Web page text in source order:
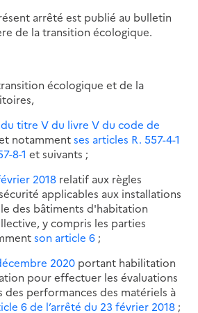
arrêté est publié au bulletin
de la transition écologique.
écologique et de la
titre V du livre V du code de
notammentses articles R. 557-4-1
8-1 et suivants ;
2018 relatif aux règles
applicables aux installations
des bâtiments d'habitation
y compris les parties
son article 6 ;
2020 portant habilitation
pour effectuer les évaluations
des performances des matériels à
6 de l’arrêté du 23 février 2018 ;